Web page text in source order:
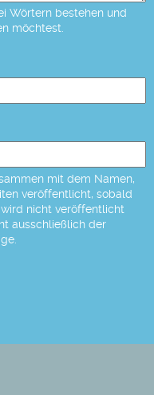
Wörtern bestehen und
möchtest.
mit dem Namen,
veröffentlicht, sobald
nicht veröffentlicht
ausschließlich der